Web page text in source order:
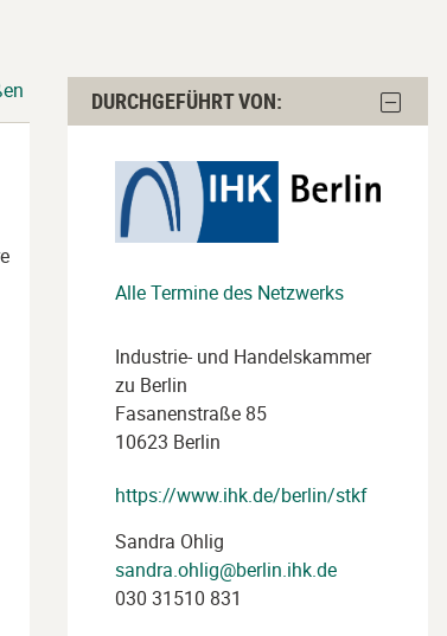
Durchgeführt
Block
DURCHGEFÜHRT VON:
Alle Termine des Netzwerks
Industrie- und Handelskammer
zu Berlin
Fasanenstraße 85
10623 Berlin
https://www.ihk.de/berlin/stkf
Sandra Ohlig
sandra.ohlig@berlin.ihk.de
030 31510 831